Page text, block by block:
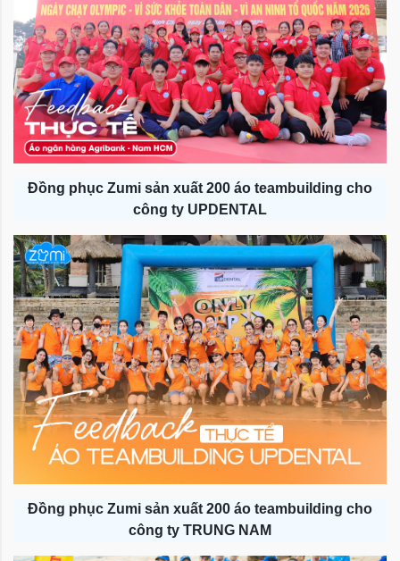
Đồng phục Zumi sản xuất 200 áo teambuilding cho
công ty UPDENTAL
Đồng phục Zumi sản xuất 200 áo teambuilding cho
công ty TRUNG NAM